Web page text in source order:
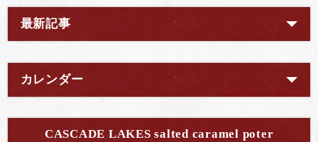
最新記事
カレンダー
CASCADE LAKES salted caramel poter